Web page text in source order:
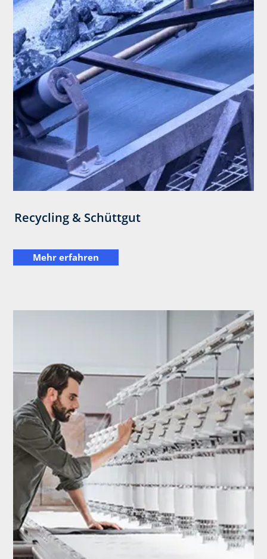
Recycling & Schüttgut
Mehr erfahren